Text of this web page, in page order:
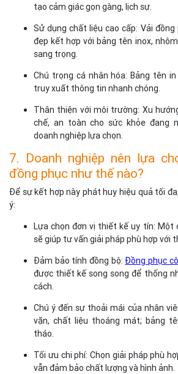
tạo cảm giác gọn gàng, lịch sự.
Sử dụng chất liệu cao cấp: Vải
đẹp kết hợp với bảng tên inox,
sang trọng.
Chú trọng cá nhân hóa: Bảng tên
truy xuất thông tin nhanh chóng.
Thân thiện với môi trường: Xu
chế, an toàn cho sức khỏe đang
doanh nghiệp lựa chọn.
7. Doanh nghiệp nên lựa
đồng phục như thế nào?
Để sự kết hợp này phát huy hiệu quả tối
ý:
Lựa chọn đơn vị thiết kế uy tín: Một
sẽ giúp tư vấn giải pháp phù hợp với
Đảm bảo tính đồng bộ: Đồng phục
được thiết kế song song để thống
cách.
Chú ý đến sự thoải mái của nhân
vặn, chất liệu thoáng mát; bảng
tháo.
Tối ưu chi phí: Chọn giải pháp phù
vẫn đảm bảo chất lượng và hình ảnh.